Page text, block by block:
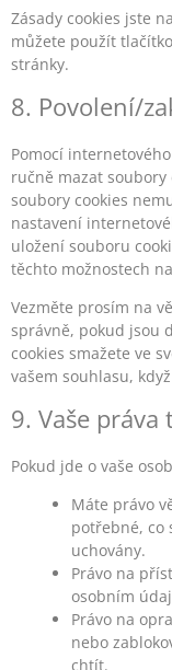
Zásady cookies jste
můžete použít
stránky.
8. Povolení/
Pomocí
ručně mazat
soubory cookies
nastavení
uložení souboru
těchto možnostech
Vezměte prosím na
správně, pokud jsou
cookies smažete ve
vašem souhlasu,
9. Vaše
Pokud jde o vaše
Máte právo
potřebné, co
uchovány.
Právo na
osobním
Právo na
nebo
chtít.